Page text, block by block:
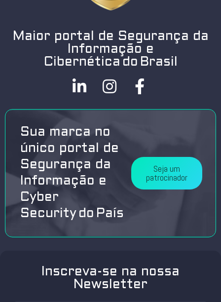
Maior portal de Segurança da
Informação e
Cibernética do Brasil
Sua marca no
único portal de
Segurança da
Informação e
Cyber
Security do País
Seja um
patrocinador
Inscreva-se na nossa
Newsletter